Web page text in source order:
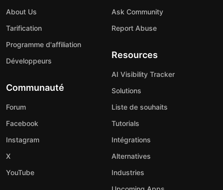
About Us
Tarification
Programme d'affiliation
Développeurs
Communauté
Forum
Facebook
Instagram
X
YouTube
Ask Community
Report Abuse
Resources
AI Visibility Tracker
Solutions
Liste de souhaits
Tutorials
Intégrations
Alternatives
Industries